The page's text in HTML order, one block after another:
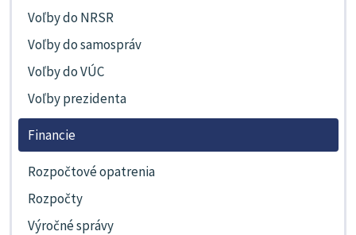
Voľby do NRSR
Voľby do samospráv
Voľby do VÚC
Voľby prezidenta
Financie
Rozpočtové opatrenia
Rozpočty
Výročné správy